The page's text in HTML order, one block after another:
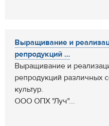
Выращивание и
репродукций ...
Выращивание и
репродукций различных
культур.
ООО ОПХ "Луч"...